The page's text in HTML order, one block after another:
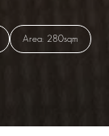
Area: 280sqm